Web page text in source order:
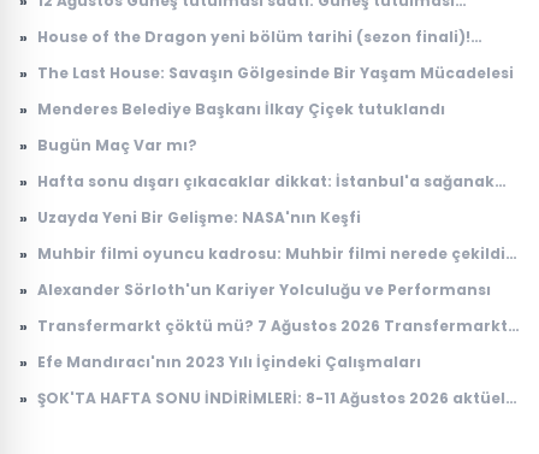
» House of the Dragon yeni bölüm tarihi (sezon finali)!
yayınlanacak?
» The Last House: Savaşın Gölgesinde Bir Yaşam Mücadelesi
» Menderes Belediye Başkanı İlkay Çiçek tutuklandı
» Bugün Maç Var mı?
» Hafta sonu dışarı çıkacaklar dikkat: İstanbul'a sağanak
» Uzayda Yeni Bir Gelişme: NASA'nın Keşfi
» Muhbir filmi oyuncu kadrosu: Muhbir filmi nerede çekildi,
» Alexander Sörloth'un Kariyer Yolculuğu ve Performansı
» Transfermarkt çöktü mü? 7 Ağustos 2026 Transfermarkt
» Efe Mandıracı'nın 2023 Yılı İçindeki Çalışmaları
» ŞOK'TA HAFTA SONU İNDİRİMLERİ: 8-11 Ağustos 2026 aktüel